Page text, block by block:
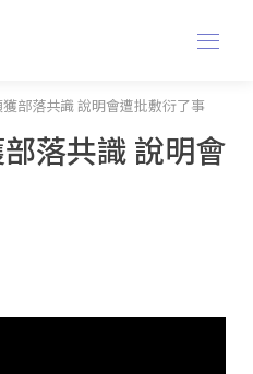
部落共識 說明會遭批敷衍了事
落共識 說明會